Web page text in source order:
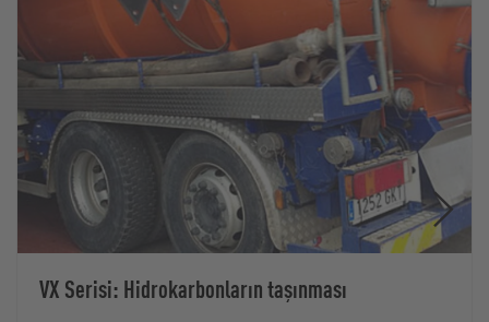
VX Serisi: Hidrokarbonların taşınması